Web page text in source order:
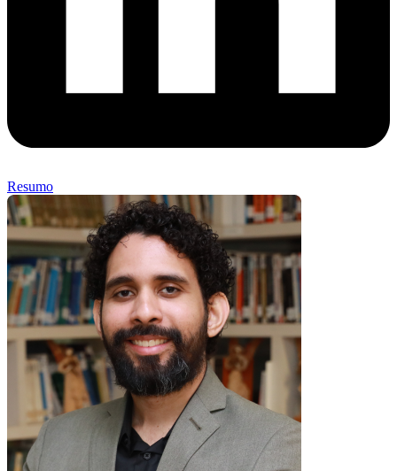
Resumo